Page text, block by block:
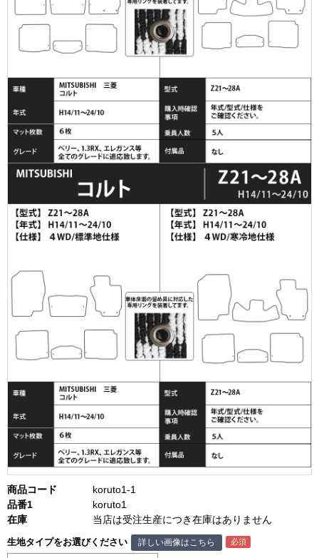
商品コード
koruto1-1
品番1
koruto1
在庫
当店は受注生産につき在庫はありません
生地タイプをお選びください 詳しい画像はこちら